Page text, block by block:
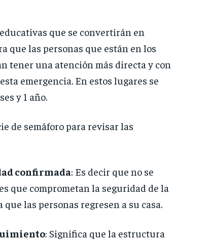
que se convertirán en
que las personas que están en los
tener una atención más directa y con
emergencia. En estos lugares se
y 1 año.
de semáforo para revisar las
confirmada: Es decir que no se
que comprometan la seguridad de la
las personas regresen a su casa.
: Significa que la estructura